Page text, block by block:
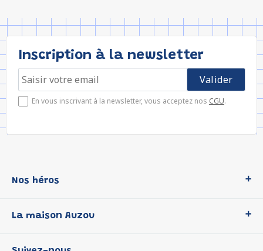
Inscription à la newsletter
En vous inscrivant à la newsletter, vous acceptez nos CGU.
Nos héros
P'tit Loup
La maison Auzou